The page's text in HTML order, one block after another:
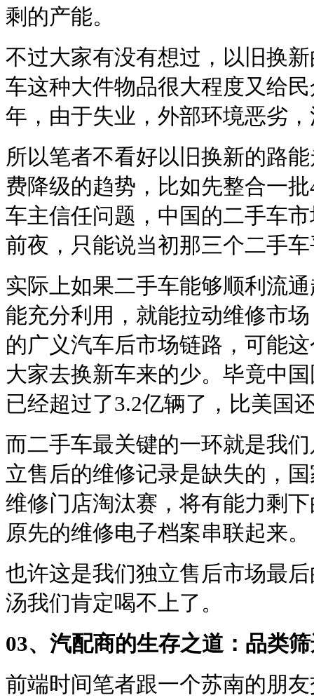
剩的产能。
不过大家有没有想过，以旧换
车这种大件物品很大程度又给
年，由于失业，外部环境恶劣
所以笔者不看好以旧换新的路
费降级的趋势，比如先整合一
车主信任问题，中国的二手车
前夜，只能说当初那三个二手
实际上如果二手车能够顺利流
能充分利用，就能拉动维修市
的广义汽车后市场链路，可能
大家去换新车来的少。毕竟中
已经超过了3.2亿辆了，比美国
而二手车最关键的一环就是我
立售后的维修记录是缺失的，
维修门店淘汰赛，将有能力剩
原先的维修电子档案串联起来。
也许这是我们独立售后市场最
汤我们肯定喝不上了。
03、汽配商的生存之道：品类
前端时间笔者跟一个苏南的朋